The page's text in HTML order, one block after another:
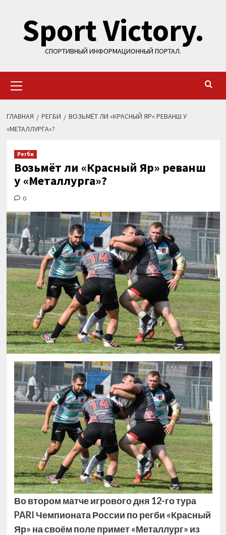
содержимому
Sport Victory.
СПОРТИВНЫЙ ИНФОРМАЦИОННЫЙ ПОРТАЛ.
меню
ГЛАВНАЯ РЕГБИ
ВОЗЬМЁТ ЛИ «КРАСНЫЙ ЯР» РЕВАНШ У
«МЕТАЛЛУРГА»?
Регби
Возьмёт ли «Красный Яр» реванш
у «Металлурга»?
0
Во втором матче игрового дня 12-го тура
PARI Чемпионата России по регби «Красный
Яр» на своём поле примет «Металлург» из